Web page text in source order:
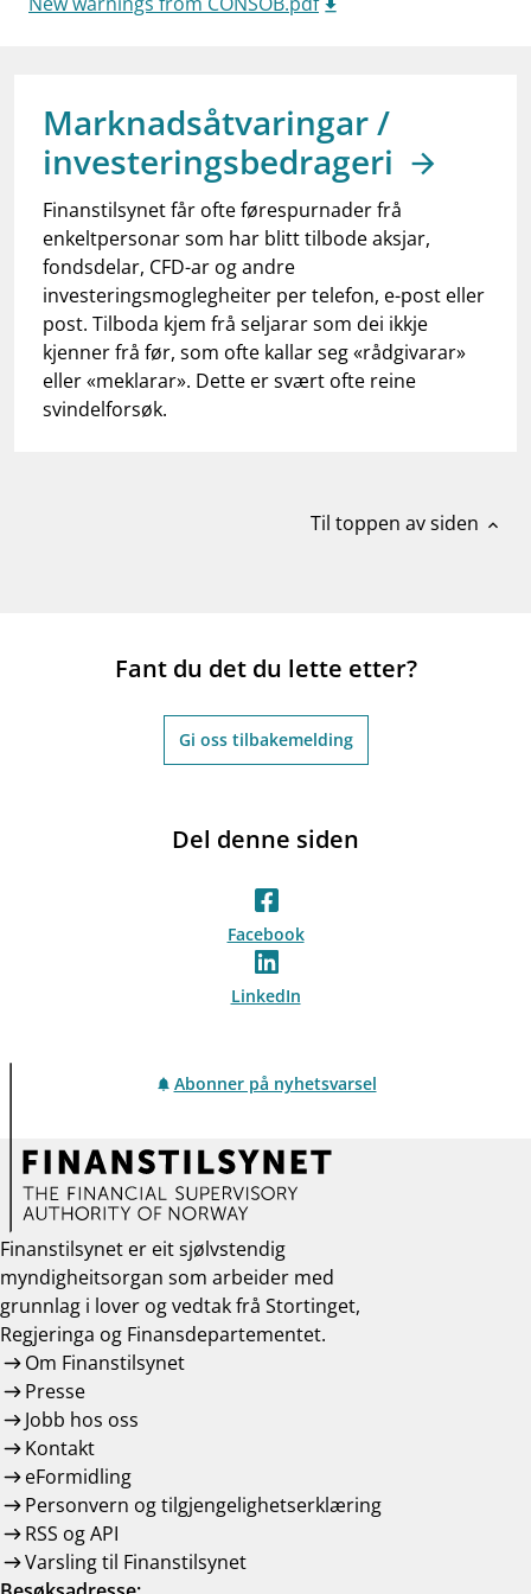
work_outlineJobb hos oss
notifications_noneAbonner på nyhetsvarsel
Marknadsåtvaringar /
investeringsbedrageri
Finanstilsynet får ofte førespurnader frå
enkeltpersonar som har blitt tilbode aksjar,
fondsdelar, CFD-ar og andre
investeringsmoglegheiter per telefon, e-post eller
post. Tilboda kjem frå seljarar som dei ikkje
kjenner frå før, som ofte kallar seg «rådgivarar»
eller «meklarar». Dette er svært ofte reine
svindelforsøk.
Til toppen av siden expand_less
Fant du det du lette etter?
Gi oss tilbakemelding
Del denne siden
Facebook
LinkedIn
Abonner på nyhetsvarsel
Finanstilsynet er eit sjølvstendig
myndigheitsorgan som arbeider med
grunnlag i lover og vedtak frå Stortinget,
Regjeringa og Finansdepartementet.
Om Finanstilsynet
Presse
Jobb hos oss
Kontakt
eFormidling
Personvern og tilgjengelighetserklæring
RSS og API
Varsling til Finanstilsynet